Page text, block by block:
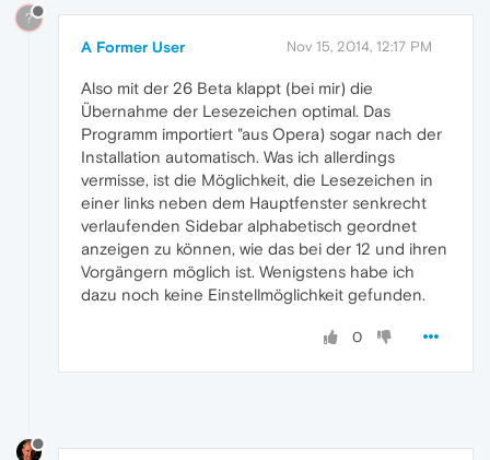
?
A Former User Nov 15, 2014, 12:17 PM
Also mit der 26 Beta klappt (bei mir) die
Übernahme der Lesezeichen optimal. Das
Programm importiert "aus Opera) sogar nach der
Installation automatisch. Was ich allerdings
vermisse, ist die Möglichkeit, die Lesezeichen in
einer links neben dem Hauptfenster senkrecht
verlaufenden Sidebar alphabetisch geordnet
anzeigen zu können, wie das bei der 12 und ihren
Vorgängern möglich ist. Wenigstens habe ich
dazu noch keine Einstellmöglichkeit gefunden.
0